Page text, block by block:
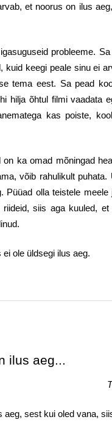
et noorus on ilus
probleeme.
kuid keegi peale sinu ei
tema eest. Sa pead
hilja õhtul filmi vaadata
kas poiste,
on ka omad mõningad
võib rahulikult puhata.
Püüad olla teistele meele
riideid, siis aga kuuled,
ei ole üldsegi ilus aeg.
ilus aeg...
aeg, sest kui oled vana,